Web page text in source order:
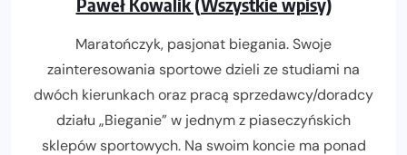
Maratończyk, pasjonat biegania. Swoje
zainteresowania sportowe dzieli ze studiami na
dwóch kierunkach oraz pracą sprzedawcy/doradcy
działu „Bieganie” w jednym z piaseczyńskich
sklepów sportowych. Na swoim koncie ma ponad